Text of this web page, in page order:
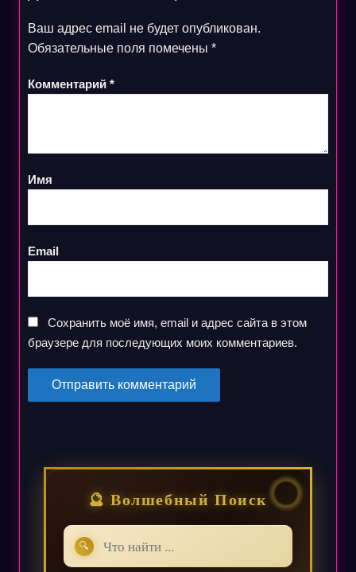
Ваш адрес email не будет опубликован.
Обязательные поля помечены *
Комментарий *
Имя
Email
Сохранить моё имя, email и адрес сайта в этом
браузере для последующих моих комментариев.
🔮 Волшебный Поиск
🔍